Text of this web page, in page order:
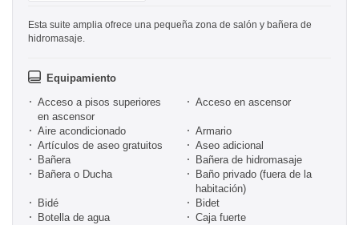
Esta suite amplia ofrece una pequeña zona de salón y bañera de
hidromasaje.
Equipamiento
Acceso a pisos superiores
en ascensor
Acceso en ascensor
Aire acondicionado
Armario
Artículos de aseo gratuitos
Aseo adicional
Bañera
Bañera de hidromasaje
Bañera o Ducha
Baño privado (fuera de la
habitación)
Bidé
Bidet
Botella de agua
Caja fuerte